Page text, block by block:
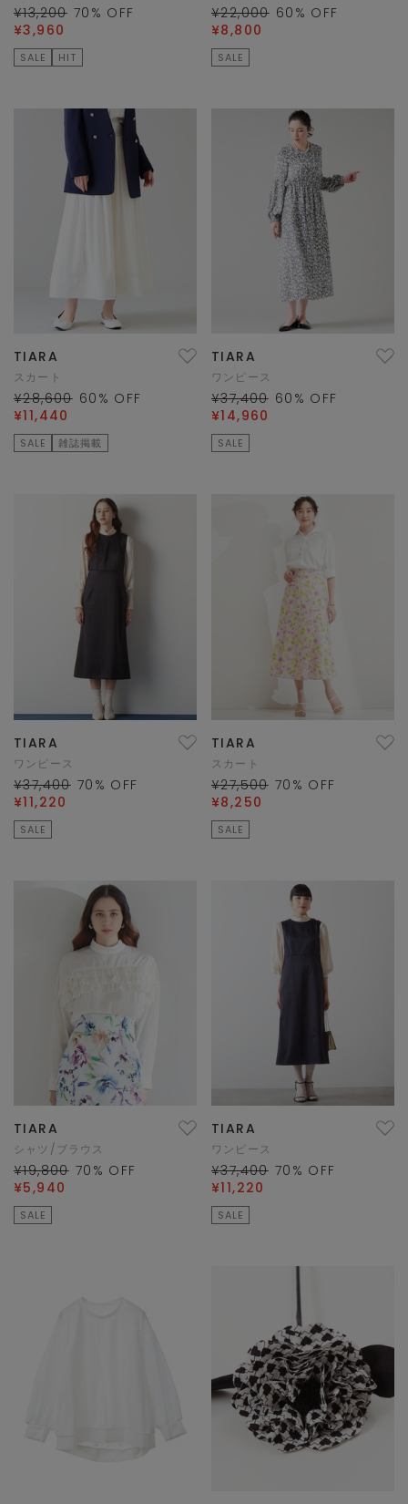
¥13,200 70 % OFF
¥3,960
SALE HIT
¥22,000 60 % OFF
¥8,800
SALE
TIARA
スカート
¥28,600 60 % OFF
¥11,440
SALE 雑誌掲載
TIARA
ワンピース
¥37,400 60 % OFF
¥14,960
SALE
TIARA
ワンピース
¥37,400 70 % OFF
¥11,220
SALE
TIARA
スカート
¥27,500 70 % OFF
¥8,250
SALE
TIARA
シャツ/ブラウス
¥19,800 70 % OFF
¥5,940
SALE
TIARA
ワンピース
¥37,400 70 % OFF
¥11,220
SALE